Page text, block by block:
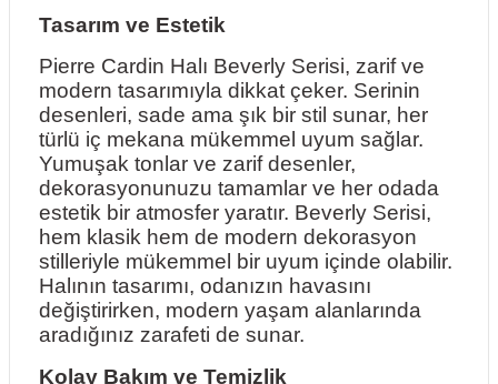
Tasarım ve Estetik
Pierre Cardin Halı Beverly Serisi, zarif ve
modern tasarımıyla dikkat çeker. Serinin
desenleri, sade ama şık bir stil sunar, her
türlü iç mekana mükemmel uyum sağlar.
Yumuşak tonlar ve zarif desenler,
dekorasyonunuzu tamamlar ve her odada
estetik bir atmosfer yaratır. Beverly Serisi,
hem klasik hem de modern dekorasyon
stilleriyle mükemmel bir uyum içinde olabilir.
Halının tasarımı, odanızın havasını
değiştirirken, modern yaşam alanlarında
aradığınız zarafeti de sunar.
Kolay Bakım ve Temizlik